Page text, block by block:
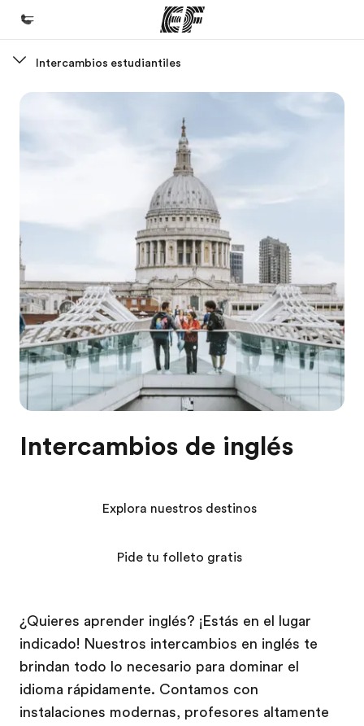
Encuentra una oficina
Sobre nosotros
Quiénes somos
Trabajos
Únete al equipo
Intercambios estudiantiles
Intercambios de inglés
¿Quieres aprender inglés? ¡Estás en el lugar
indicado! Nuestros intercambios en inglés te
brindan todo lo necesario para dominar el
idioma rápidamente. Contamos con
instalaciones modernas, profesores altamente
Explora nuestros destinos
Pide tu folleto gratis